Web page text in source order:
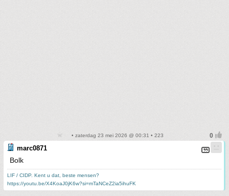
• zaterdag 23 mei 2026 @ 00:31 • 223
marc0871
Bolk
LIF / CIDP. Kent u dat, beste mensen?
https://youtu.be/X4KoaJ0jK6w?si=mTaNCeZ2ia5ihuFK